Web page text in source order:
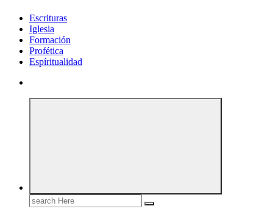
Escrituras
Iglesia
Formación
Profética
Espíritualidad
Search
for: